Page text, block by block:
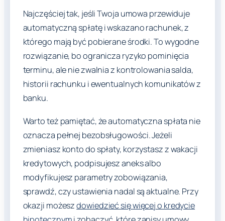
Najczęściej tak, jeśli Twoja umowa przewiduje
automatyczną spłatę i wskazano rachunek, z
którego mają być pobierane środki. To wygodne
rozwiązanie, bo ogranicza ryzyko pominięcia
terminu, ale nie zwalnia z kontrolowania salda,
historii rachunku i ewentualnych komunikatów z
banku.
Warto też pamiętać, że automatyczna spłata nie
oznacza pełnej bezobsługowości. Jeżeli
zmieniasz konto do spłaty, korzystasz z wakacji
kredytowych, podpisujesz aneks albo
modyfikujesz parametry zobowiązania,
sprawdź, czy ustawienia nadal są aktualne. Przy
okazji możeszdowiedzieć się więcej o kredycie